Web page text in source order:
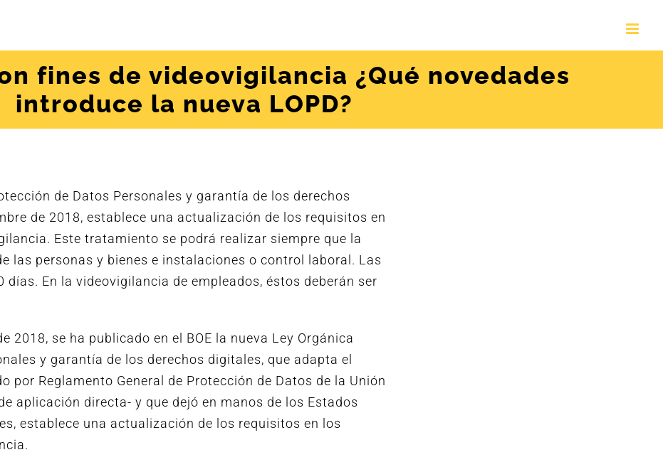
fines de videovigilancia ¿Qué novedades
introduce la nueva LOPD?
de Datos Personales y garantía de los derechos
de 2018, establece una actualización de los requisitos en
Este tratamiento se podrá realizar siempre que la
las personas y bienes e instalaciones o control laboral. Las
En la videovigilancia de empleados, éstos deberán ser
2018, se ha publicado en el BOE la nueva Ley Orgánica
y garantía de los derechos digitales, que adapta el
por Reglamento General de Protección de Datos de la Unión
aplicación directa- y que dejó en manos de los Estados
establece una actualización de los requisitos en los